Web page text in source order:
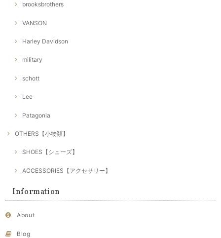
brooksbrothers
VANSON
Harley Davidson
military
schott
Lee
Patagonia
OTHERS【小物類】
SHOES【シューズ】
ACCESSORIES【アクセサリー】
Information
About
Blog